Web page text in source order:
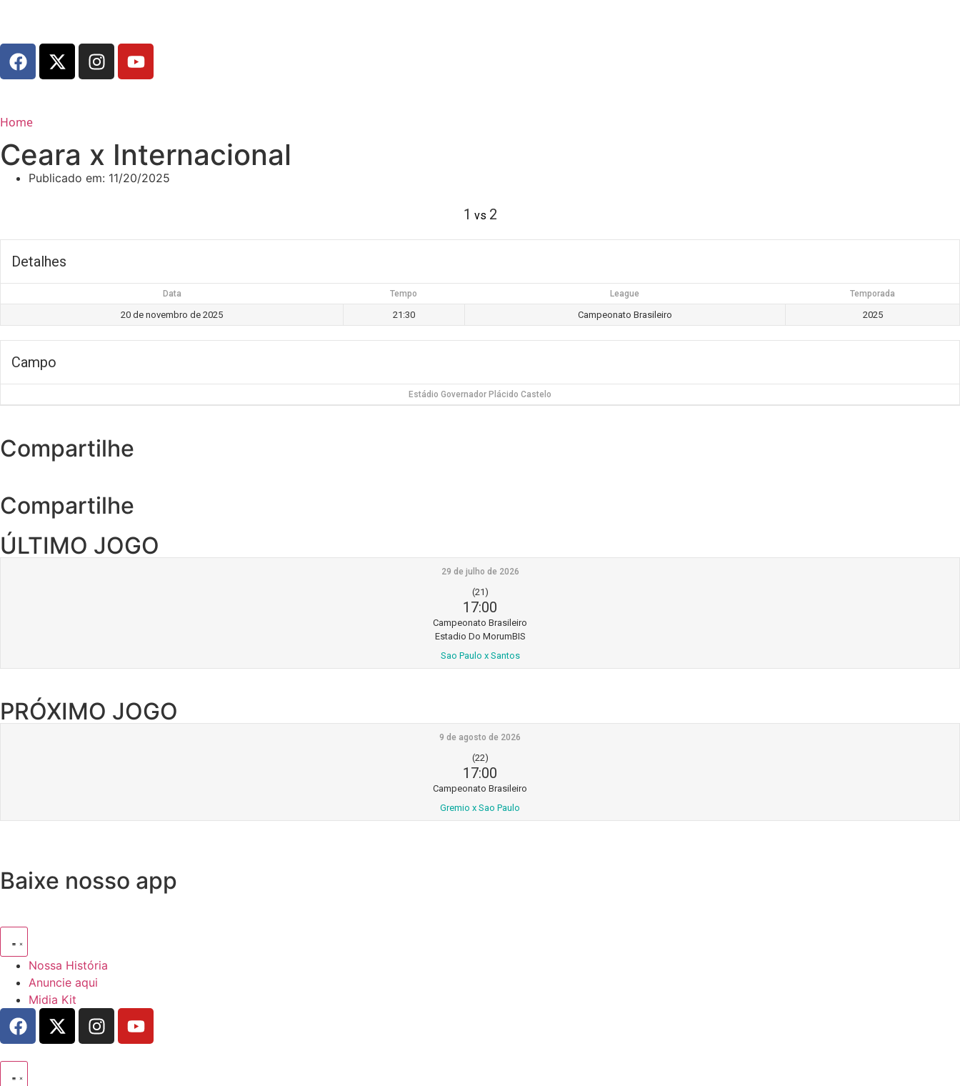
Home
Ceara x Internacional
Publicado em: 11/20/2025
1 vs 2
Detalhes
Data Tempo League Temporada
20 de novembro de 2025 21:30 Campeonato Brasileiro 2025
Campo
Estádio Governador Plácido Castelo
Compartilhe
Compartilhe
ÚLTIMO JOGO
29 de julho de 2026
(21)
17:00
Campeonato Brasileiro
Estadio Do MorumBIS
Sao Paulo x Santos
PRÓXIMO JOGO
9 de agosto de 2026
(22)
17:00
Campeonato Brasileiro
Gremio x Sao Paulo
Baixe nosso app
Nossa História
Anuncie aqui
Midia Kit